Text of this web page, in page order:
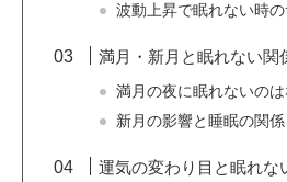
波動上昇で眠れない時
満月・新月と眠れない関
満月の夜に眠れないのは
新月の影響と睡眠の関係
運気の変わり目と眠れな